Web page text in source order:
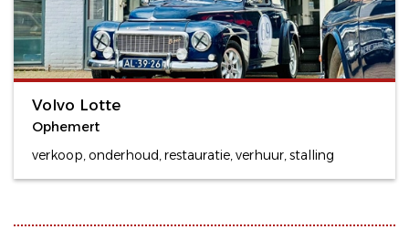
Volvo Lotte
Ophemert
verkoop, onderhoud, restauratie, verhuur, stalling